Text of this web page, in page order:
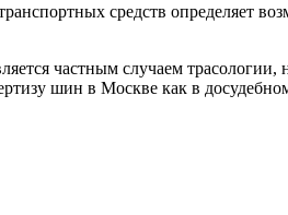
средств определяет
частным случаем
шин в Москве как в